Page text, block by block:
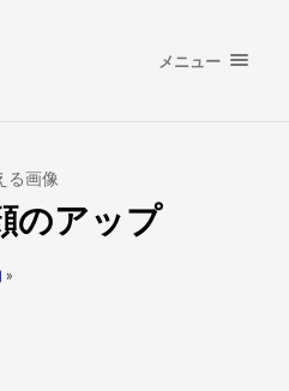
メニュー
る画像
のアップ
»